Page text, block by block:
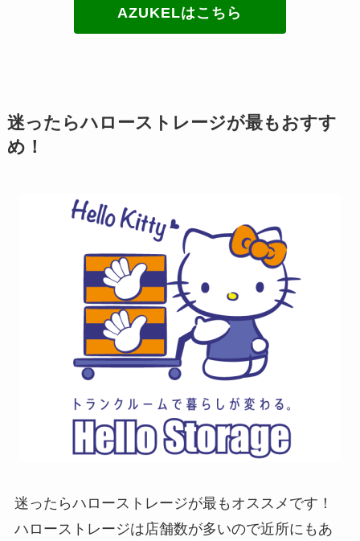
AZUKELはこちら
迷ったらハローストレージが最もおすす
め！
迷ったらハローストレージが最もオススメです！
ハローストレージは店舗数が多いので近所にもあ